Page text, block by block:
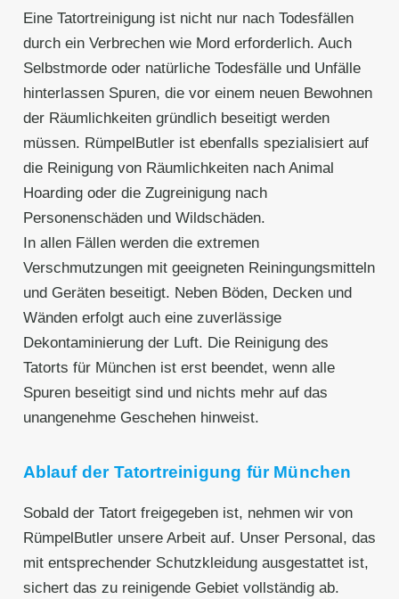
Eine Tatortreinigung ist nicht nur nach Todesfällen
durch ein Verbrechen wie Mord erforderlich. Auch
Selbstmorde oder natürliche Todesfälle und Unfälle
hinterlassen Spuren, die vor einem neuen Bewohnen
der Räumlichkeiten gründlich beseitigt werden
müssen. RümpelButler ist ebenfalls spezialisiert auf
die Reinigung von Räumlichkeiten nach Animal
Hoarding oder die Zugreinigung nach
Personenschäden und Wildschäden.
In allen Fällen werden die extremen
Verschmutzungen mit geeigneten Reiningungsmitteln
und Geräten beseitigt. Neben Böden, Decken und
Wänden erfolgt auch eine zuverlässige
Dekontaminierung der Luft. Die Reinigung des
Tatorts für München ist erst beendet, wenn alle
Spuren beseitigt sind und nichts mehr auf das
unangenehme Geschehen hinweist.
Ablauf der Tatortreinigung für München
Sobald der Tatort freigegeben ist, nehmen wir von
RümpelButler unsere Arbeit auf. Unser Personal, das
mit entsprechender Schutzkleidung ausgestattet ist,
sichert das zu reinigende Gebiet vollständig ab.